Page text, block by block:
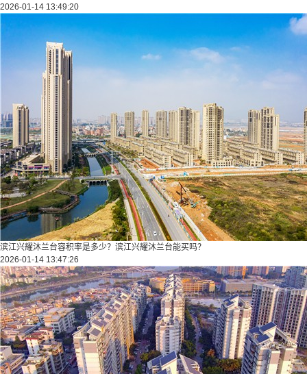
2026-01-14 13:49:20
滨江兴耀沐兰台容积率是多少？滨江兴耀沐兰台能买吗？
2026-01-14 13:47:26